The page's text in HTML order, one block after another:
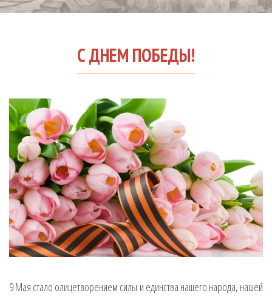
С ДНЕМ ПОБЕДЫ!
9 Мая стало олицетворением силы и единства нашего народа, нашей